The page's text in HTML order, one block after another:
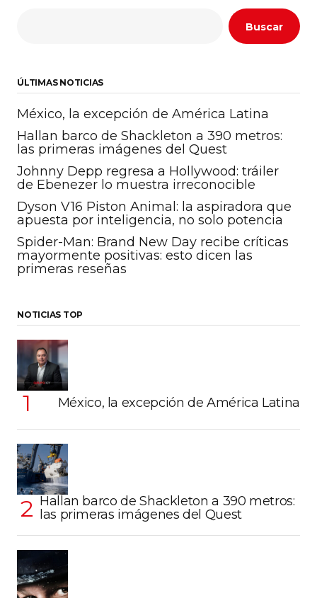
Buscar
ÚLTIMAS NOTICIAS
México, la excepción de América Latina
Hallan barco de Shackleton a 390 metros:
las primeras imágenes del Quest
Johnny Depp regresa a Hollywood: tráiler
de Ebenezer lo muestra irreconocible
Dyson V16 Piston Animal: la aspiradora que
apuesta por inteligencia, no solo potencia
Spider-Man: Brand New Day recibe críticas
mayormente positivas: esto dicen las
primeras reseñas
NOTICIAS TOP
México, la excepción de América Latina
Hallan barco de Shackleton a 390 metros:
las primeras imágenes del Quest